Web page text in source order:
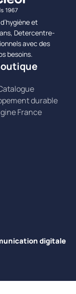
et
Detercentre-
avec des
besoins.
durable
France
digitale